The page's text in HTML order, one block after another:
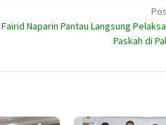
Fairid Naparin Pantau Langsung
Paskah di